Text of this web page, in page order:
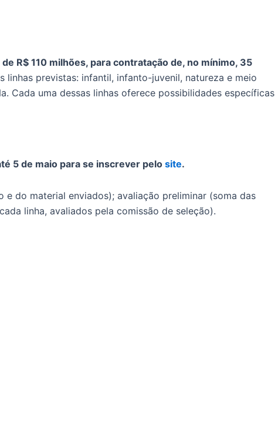
R$ 110 milhões, para contratação de, no mínimo, 35
linhas previstas: infantil, infanto-juvenil, natureza e meio
Cada uma dessas linhas oferece possibilidades específicas
5 de maio para se inscrever pelo site.
do material enviados); avaliação preliminar (soma das
linha, avaliados pela comissão de seleção).